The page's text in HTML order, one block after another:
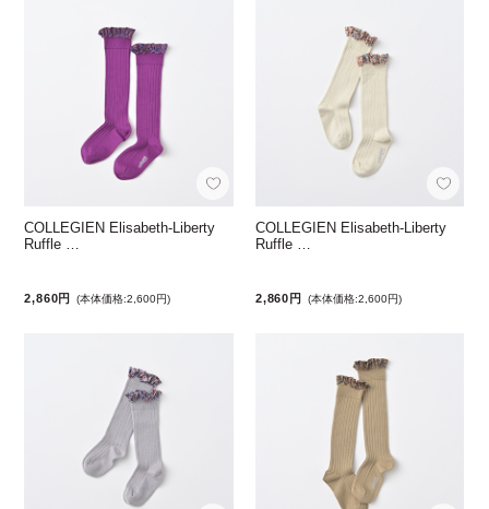
COLLEGIEN Elisabeth-Liberty
Ruffle …
2,860円 (本体価格:2,600円)
COLLEGIEN Elisabeth-Liberty
Ruffle …
2,860円 (本体価格:2,600円)